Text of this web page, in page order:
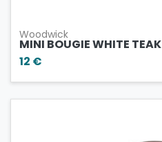
Woodwick
MINI BOUGIE WHITE TEAK
12 €